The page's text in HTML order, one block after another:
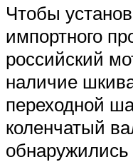
Чтобы
импортного
российский
наличие
переходной
коленчатый
обнаружились